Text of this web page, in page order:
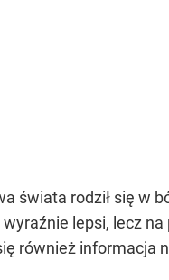
świata rodził się w
lepsi, lecz
również informacja